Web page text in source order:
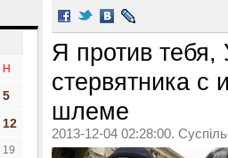
Н
5
12
19
Я против тебя,
стервятника
шлеме
2013-12-04 02:28:00.